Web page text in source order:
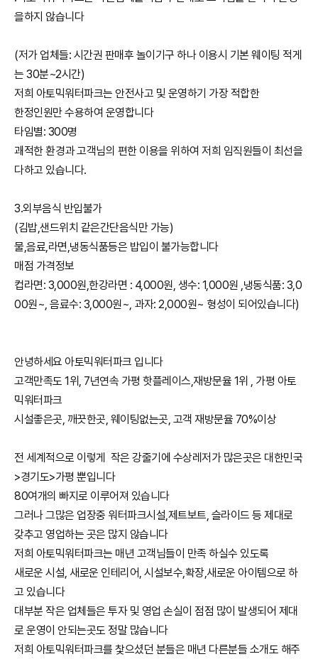
을하지 않습니다
(저가 업체들: 시간권 판매후 놀이기구 하나 이용시 기본 웨이팅 적게
는 30분~2시간)
저희 아토믹워터파크는 안전사고 및 운영하기 가장 적합한
한정인원만 수용하여 운영합니다
타임별: 300명
괘적한 환경과 고객님의 편한 이용을 위하여 저희 임직원들이 최선을
다하고 있습니다.
3.외부음식 반입불가
(김밥,샌드위치 같은간단음식만 가능)
물,음료,라면,냉동식품등은 밥입이 불가능합니다
매점 가격정보
컵라면: 3,000원,한강라면 : 4,000원, 생수: 1,000원 ,냉동식품: 3,0
00원~, 음료수: 3,000원~, 과자: 2,000원~ 형성이 되어있습니다)
안녕하세요 아토믹워터파크 입니다
고객만족도 1위, 7년연속 가평 핫플레이스,재방문율 1위 , 가평 아토
믹워터파크
시설좋은곳, 깨끗한곳, 웨이팅없는곳, 고객 재방문율 70%이상
전 세계적으로 이렇게 작은 강줄기에 수상레저가 많은곳은 대한민국
>경기도>가평 뿐입니다
80여개의 빠지로 이루어져 있습니다
그러나 그많은 업장중 워터파크시설,제트보트, 슬라이드 등 제대로
갖추고 영업하는 곳은 많지 않습니다
저희 아토믹워터파크는 매년 고객님들이 만족 하실수 있도록
새로운 시설, 새로운 인테리어, 시설보수,확장,새로운 아이템으로 하
고 있습니다
대부분 작은 업체들은 투자 및 영업 손실이 점점 많이 발생되어 제대
로 운영이 안되는곳도 정말 많습니다
저희 아토믹워터파크를 찿으셨던 분들은 매년 다른분들 소개도 해주